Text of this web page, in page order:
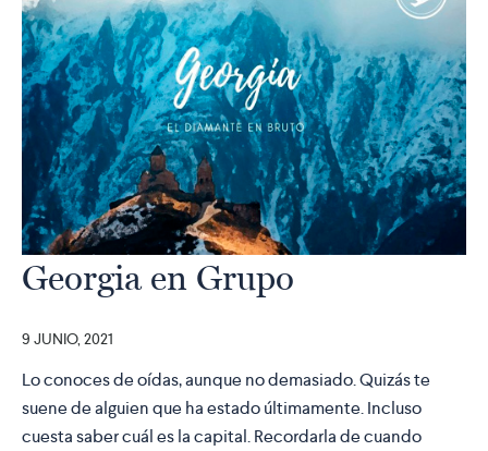
Georgia en Grupo
9 JUNIO, 2021
Lo conoces de oídas, aunque no demasiado. Quizás te
suene de alguien que ha estado últimamente. Incluso
cuesta saber cuál es la capital. Recordarla de cuando